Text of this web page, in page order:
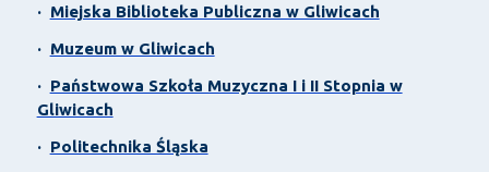
· Miejska Biblioteka Publiczna w Gliwicach
· Muzeum w Gliwicach
· Państwowa Szkoła Muzyczna I i II Stopnia w
Gliwicach
· Politechnika Śląska